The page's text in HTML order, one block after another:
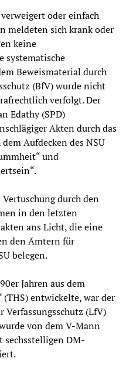
oder einfach
meldeten sich krank oder
keine
systematische
Beweismaterial durch
(BfV) wurde nicht
verfolgt. Der
Edathy (SPD)
Akten durch das
Aufdecken des NSU
und
durch den
in den letzten
ans Licht, die eine
den Ämtern für
belegen.
Jahren aus dem
entwickelte, war der
Verfassungsschutz (LfV)
von dem V-Mann
DM-